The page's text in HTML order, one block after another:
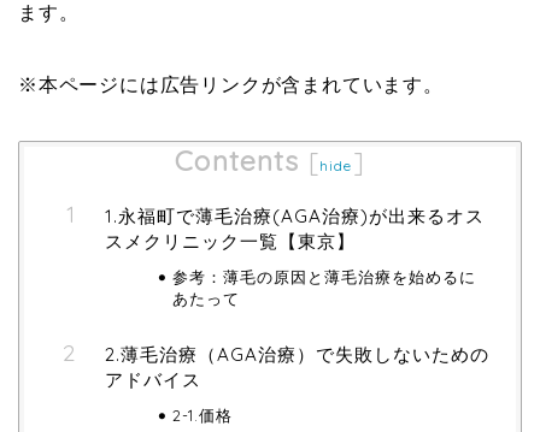
ます。
※本ページには広告リンクが含まれています。
Contents [hide ]
1.永福町で薄毛治療(AGA治療)が出来るオス
スメクリニック一覧【東京】
参考：薄毛の原因と薄毛治療を始めるに
あたって
2.薄毛治療（AGA治療）で失敗しないための
アドバイス
2-1.価格